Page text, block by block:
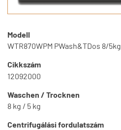
Modell
WTR870WPM PWash&TDos 8/5kg
Cikkszám
12092000
Waschen / Trocknen
8 kg / 5 kg
Centrifugálási fordulatszám